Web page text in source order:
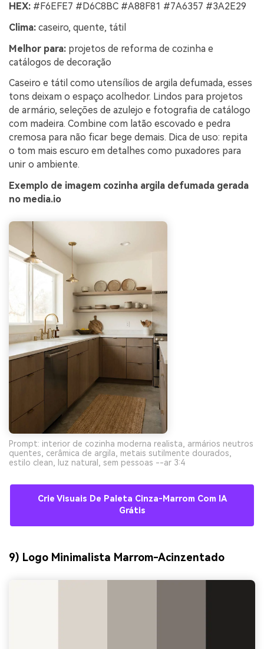
HEX: #F6EFE7 #D6C8BC #A88F81 #7A6357 #3A2E29
Clima: caseiro, quente, tátil
Melhor para: projetos de reforma de cozinha e
catálogos de decoração
Caseiro e tátil como utensílios de argila defumada, esses
tons deixam o espaço acolhedor. Lindos para projetos
de armário, seleções de azulejo e fotografia de catálogo
com madeira. Combine com latão escovado e pedra
cremosa para não ficar bege demais. Dica de uso: repita
o tom mais escuro em detalhes como puxadores para
unir o ambiente.
Exemplo de imagem cozinha argila defumada gerada
no media.io
Prompt: interior de cozinha moderna realista, armários neutros
quentes, cerâmica de argila, metais sutilmente dourados,
estilo clean, luz natural, sem pessoas --ar 3:4
Crie Visuais De Paleta Cinza-Marrom Com IA
Grátis
9) Logo Minimalista Marrom-Acinzentado